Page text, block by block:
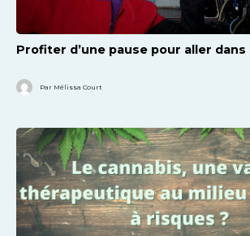
Profiter d’une pause pour aller dans
Par Mélissa Court